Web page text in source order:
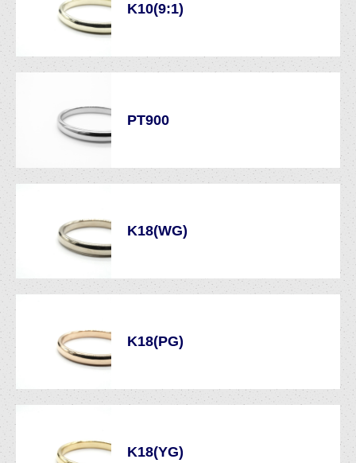
K10(9:1)
PT900
K18(WG)
K18(PG)
K18(YG)